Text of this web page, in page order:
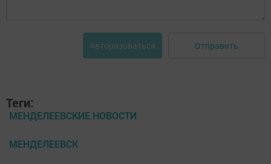
Авторизоваться Отправить
Теги:
МЕНДЕЛЕЕВСКИЕ НОВОСТИ
МЕНДЕЛЕЕВСК